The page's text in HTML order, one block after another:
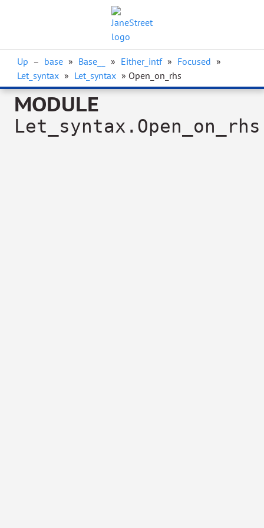
Up – base » Base__ » Either_intf » Focused »
Let_syntax » Let_syntax » Open_on_rhs
MODULE
Let_syntax.Open_on_rhs